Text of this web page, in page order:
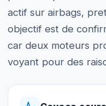
actif sur airbags,
objectif est de
car deux moteurs
voyant pour des